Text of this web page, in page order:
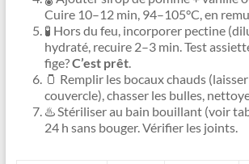
Cuire 10–12 min, 94–105°C, en
🧪 Hors du feu, incorporer pectine
hydraté, recuire 2–3 min. Test
fige?C’est prêt.
🫙 Remplir les bocaux chauds
couvercle), chasser les bulles,
♨️ Stériliser au bain bouillant (voir
24 h sans bouger. Vérifier les joints.